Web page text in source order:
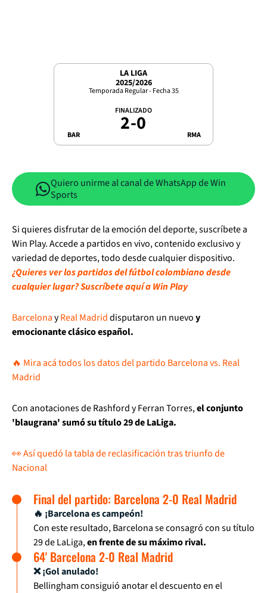
LA LIGA
2025/2026
Temporada Regular - Fecha 35
BAR
FINALIZADO
2-0 RMA
Quiero unirme al canal de WhatsApp de Win
Sports
Si quieres disfrutar de la emoción del deporte, suscríbete a
Win Play. Accede a partidos en vivo, contenido exclusivo y
variedad de deportes, todo desde cualquier dispositivo.
¿Quieres ver los partidos del fútbol colombiano desde
cualquier lugar? Suscríbete aquí a Win Play
BarcelonayReal Madriddisputaron un nuevoy
emocionante clásico español.
🔥 Mira acá todos los datos del partido Barcelona vs. Real
Madrid
Con anotaciones de Rashford y Ferran Torres,el conjunto
'blaugrana' sumó su título 29 de LaLiga.
👀 Así quedó la tabla de reclasificación tras triunfo de
Nacional
Final del partido: Barcelona 2-0 Real Madrid
🔥 ¡Barcelona es campeón!
Con este resultado, Barcelona se consagró con su título
29 de LaLiga,en frente de su máximo rival.
64' Barcelona 2-0 Real Madrid
❌ ¡Gol anulado!
Bellingham consiguió anotar el descuento en el